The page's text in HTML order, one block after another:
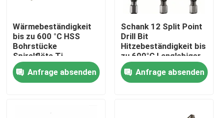
Haus
Produkte
Wärmebeständigkeit
bis zu 600 °C HSS
Bohrstücke
Spiralflöte Ti-
beschichtete
Oberflächenbohrwerkzeuge
geeignet für
Anfrage absenden
Schank 12 Split Point
Drill Bit
Hitzebeständigkeit bis
zu 600°C Langlebiger
Bau für langlebige
industrielle
Anwendungen
Anfrage absenden